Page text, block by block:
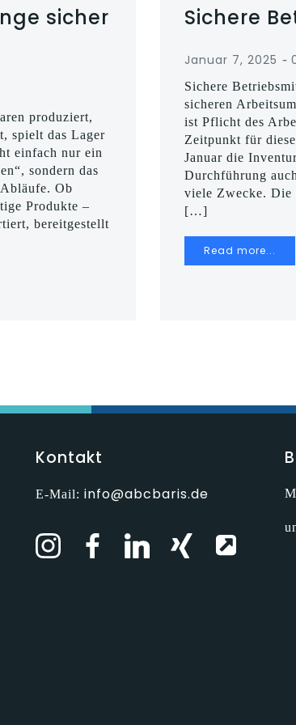
sicher
produziert,
spielt das Lager
einfach nur ein
sondern das
Ob
Produkte –
bereitgestellt
Sichere
Januar 7, 2025 -
Sichere
sicheren
ist Pflicht des
Zeitpunkt für
Januar die
Durchführung
viele Zwecke. Die
[…]
Read more...
Kontakt
E-Mail: info@abcbaris.de